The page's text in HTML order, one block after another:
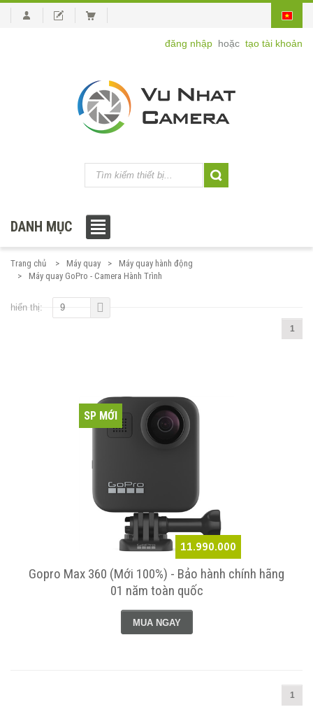
đăng nhập hoặc tạo tài khoản
DANH MỤC
Trang chủ Máy quay
Máy quay hành động
Máy quay GoPro - Camera Hành Trình
1
hiển thị: 9
11.990.000
SP MỚI
Gopro Max 360 (Mới 100%) - Bảo hành chính hãng
01 năm toàn quốc
MUA NGAY
1